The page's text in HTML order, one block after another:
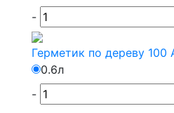
-
Герметик по дереву 100
0.6л
-